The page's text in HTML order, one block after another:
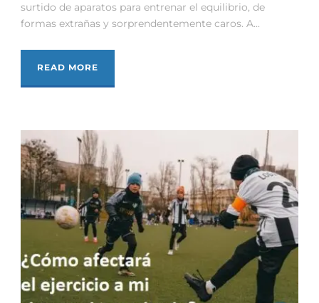
surtido de aparatos para entrenar el equilibrio, de
formas extrañas y sorprendentemente caros. A...
READ MORE